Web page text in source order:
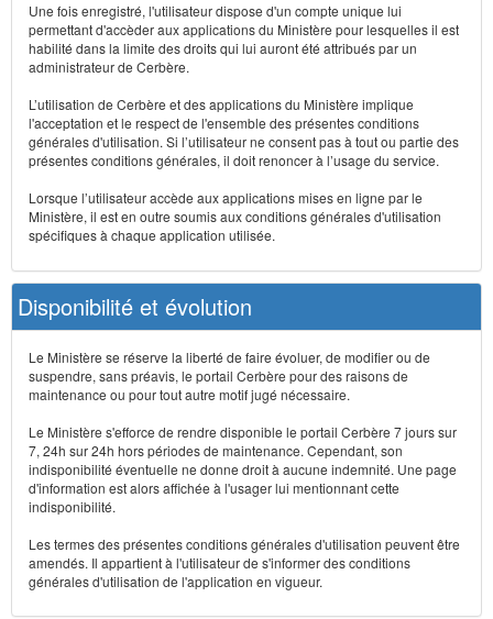
Une fois enregistré, l'utilisateur dispose d'un compte unique lui
permettant d'accèder aux applications du Ministère pour lesquelles il est
habilité dans la limite des droits qui lui auront été attribués par un
administrateur de Cerbère.
L’utilisation de Cerbère et des applications du Ministère implique
l'acceptation et le respect de l'ensemble des présentes conditions
générales d'utilisation. Si l’utilisateur ne consent pas à tout ou partie des
présentes conditions générales, il doit renoncer à l’usage du service.
Lorsque l’utilisateur accède aux applications mises en ligne par le
Ministère, il est en outre soumis aux conditions générales d'utilisation
spécifiques à chaque application utilisée.
Disponibilité et évolution
Le Ministère se réserve la liberté de faire évoluer, de modifier ou de
suspendre, sans préavis, le portail Cerbère pour des raisons de
maintenance ou pour tout autre motif jugé nécessaire.
Le Ministère s'efforce de rendre disponible le portail Cerbère 7 jours sur
7, 24h sur 24h hors périodes de maintenance. Cependant, son
indisponibilité éventuelle ne donne droit à aucune indemnité. Une page
d'information est alors affichée à l'usager lui mentionnant cette
indisponibilité.
Les termes des présentes conditions générales d'utilisation peuvent être
amendés. Il appartient à l'utilisateur de s'informer des conditions
générales d'utilisation de l'application en vigueur.